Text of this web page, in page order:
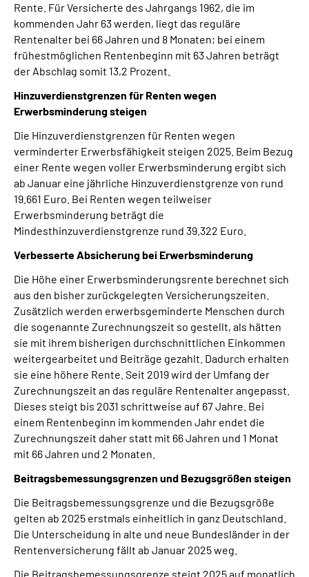
Rente. Für Versicherte des Jahrgangs 1962, die im
kommenden Jahr 63 werden, liegt das reguläre
Rentenalter bei 66 Jahren und 8 Monaten; bei einem
frühestmöglichen Rentenbeginn mit 63 Jahren beträgt
der Abschlag somit 13,2 Prozent.
Hinzuverdienstgrenzen für Renten wegen
Erwerbsminderung steigen
Die Hinzuverdienstgrenzen für Renten wegen
verminderter Erwerbsfähigkeit steigen 2025. Beim Bezug
einer Rente wegen voller Erwerbsminderung ergibt sich
ab Januar eine jährliche Hinzuverdienstgrenze von rund
19.661 Euro. Bei Renten wegen teilweiser
Erwerbsminderung beträgt die
Mindesthinzuverdienstgrenze rund 39.322 Euro.
Verbesserte Absicherung bei Erwerbsminderung
Die Höhe einer Erwerbsminderungsrente berechnet sich
aus den bisher zurückgelegten Versicherungszeiten.
Zusätzlich werden erwerbsgeminderte Menschen durch
die sogenannte Zurechnungszeit so gestellt, als hätten
sie mit ihrem bisherigen durchschnittlichen Einkommen
weitergearbeitet und Beiträge gezahlt. Dadurch erhalten
sie eine höhere Rente. Seit 2019 wird der Umfang der
Zurechnungszeit an das reguläre Rentenalter angepasst.
Dieses steigt bis 2031 schrittweise auf 67 Jahre. Bei
einem Rentenbeginn im kommenden Jahr endet die
Zurechnungszeit daher statt mit 66 Jahren und 1 Monat
mit 66 Jahren und 2 Monaten.
Beitragsbemessungsgrenzen und Bezugsgrößen steigen
Die Beitragsbemessungsgrenze und die Bezugsgröße
gelten ab 2025 erstmals einheitlich in ganz Deutschland.
Die Unterscheidung in alte und neue Bundesländer in der
Rentenversicherung fällt ab Januar 2025 weg.
Die Beitragsbemessungsgrenze steigt 2025 auf monatlich